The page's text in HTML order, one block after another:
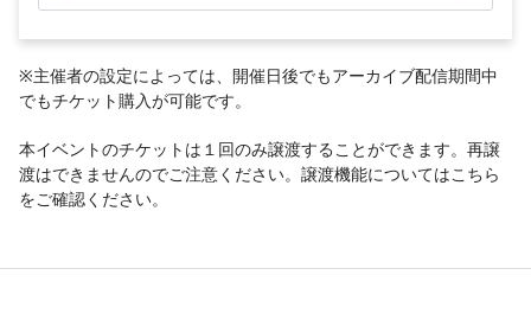
※主催者の設定によっては、開催日後でもアーカイブ配信期間中
でもチケット購入が可能です。
本イベントのチケットは１回のみ譲渡することができます。再譲
渡はできませんのでご注意ください。譲渡機能についてはこちら
をご確認ください。